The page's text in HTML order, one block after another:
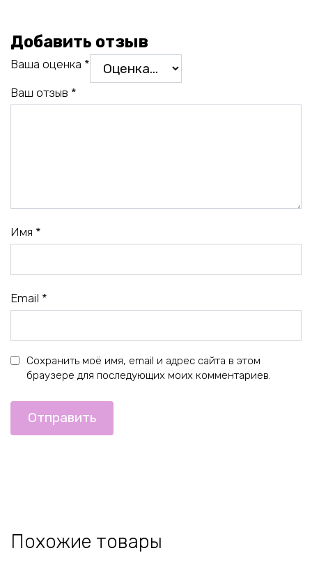
Добавить отзыв
Ваша оценка *
Ваш отзыв *
Имя *
Email *
Сохранить моё имя, email и адрес сайта в этом
браузере для последующих моих комментариев.
Похожие товары